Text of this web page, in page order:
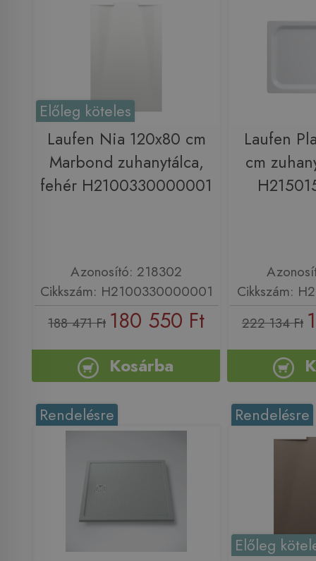
Előleg köteles
Laufen Nia 120x80 cm
Marbond zuhanytálca,
fehér H2100330000001
Azonosító: 218302
Cikkszám: H2100330000001
188 471 Ft 180 550 Ft
Kosárba
Laufen
cm
Cikkszám:
222 134 Ft
Rendelésre Rendelésre
Előleg